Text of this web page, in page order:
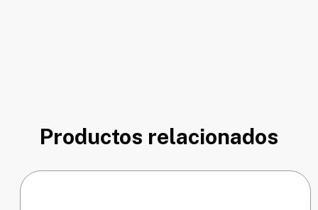
Productos relacionados